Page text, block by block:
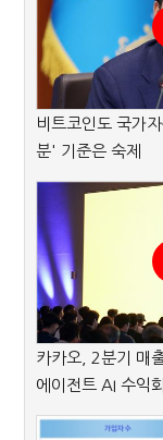
비트코인도 국가
분' 기준은 숙제
카카오, 2분기 매
에이전트 AI 수익